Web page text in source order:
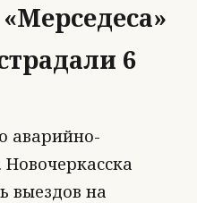
6
аварийно-
Новочеркасска
выездов на